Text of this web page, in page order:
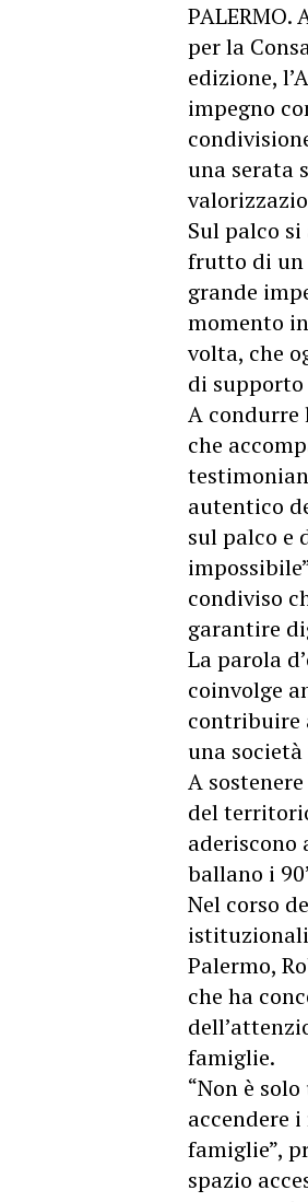
per la
edizione,
impegno
una serata
Sul palco
frutto di un
grande
momento
volta, che
di
A condurre
che
autentico
sul palco e
condiviso
garantire
La parola
coinvolge
contribuire
una
A
del
aderiscono
ballano i
Nel corso
istituzionali
Palermo,
che ha
famiglie.
“Non è
accendere
famiglie”,
spazio